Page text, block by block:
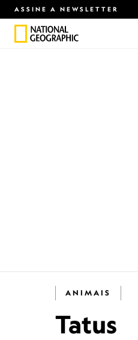
ASSINE A NEWSLETTER
ANIMAIS
Tatus